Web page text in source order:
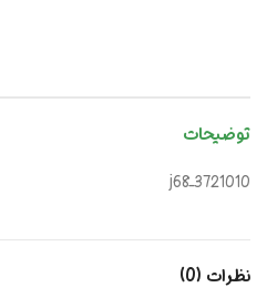
توضیحات
j68_3721010
نظرات (0)